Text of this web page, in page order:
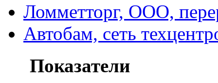
Ломметторг, ООО,
Автобам, сеть
Показатели